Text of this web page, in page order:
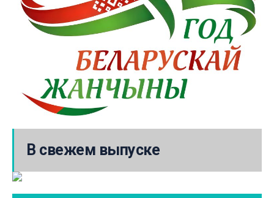
В свежем выпуске